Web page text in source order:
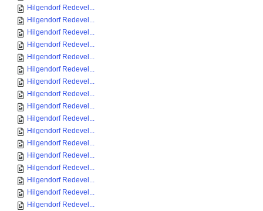
Hilgendorf Redevel...
Hilgendorf Redevel...
Hilgendorf Redevel...
Hilgendorf Redevel...
Hilgendorf Redevel...
Hilgendorf Redevel...
Hilgendorf Redevel...
Hilgendorf Redevel...
Hilgendorf Redevel...
Hilgendorf Redevel...
Hilgendorf Redevel...
Hilgendorf Redevel...
Hilgendorf Redevel...
Hilgendorf Redevel...
Hilgendorf Redevel...
Hilgendorf Redevel...
Hilgendorf Redevel...